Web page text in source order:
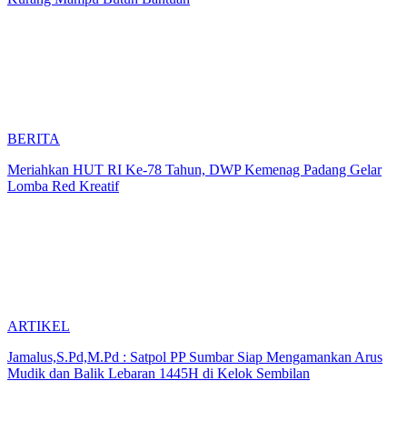
BERITA
Meriahkan HUT RI Ke-78 Tahun, DWP Kemenag Padang Gelar
Lomba Red Kreatif
ARTIKEL
Jamalus,S.Pd,M.Pd : Satpol PP Sumbar Siap Mengamankan Arus
Mudik dan Balik Lebaran 1445H di Kelok Sembilan